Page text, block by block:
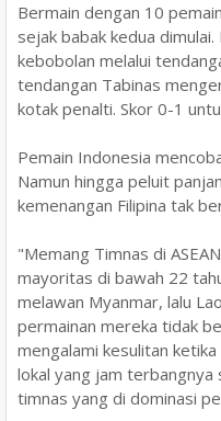
Bermain dengan 10
sejak babak kedua
kebobolan melalui
tendangan Tabinas
kotak penalti. Skor 0-1
Pemain Indonesia
Namun hingga peluit
kemenangan Filipina tak
"Memang Timnas di
mayoritas di bawah 22
melawan Myanmar, lalu
permainan mereka tidak
mengalami kesulitan
lokal yang jam
timnas yang di dominasi